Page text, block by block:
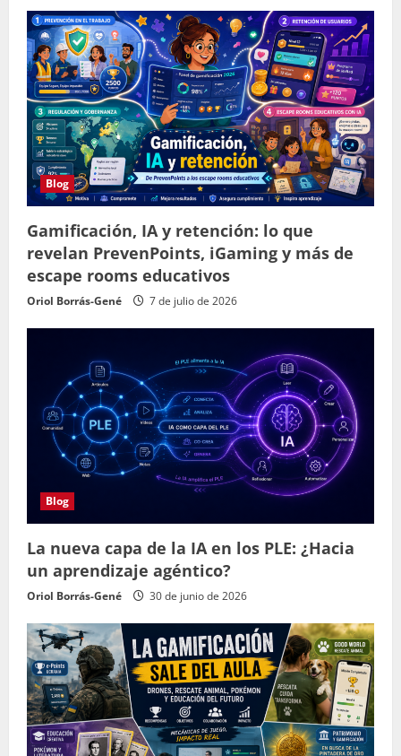
Blog
Gamificación, IA y retención: lo que
revelan PrevenPoints, iGaming y más de
escape rooms educativos
Oriol Borrás-Gené 7 de julio de 2026
Blog
La nueva capa de la IA en los PLE: ¿Hacia
un aprendizaje agéntico?
Oriol Borrás-Gené 30 de junio de 2026